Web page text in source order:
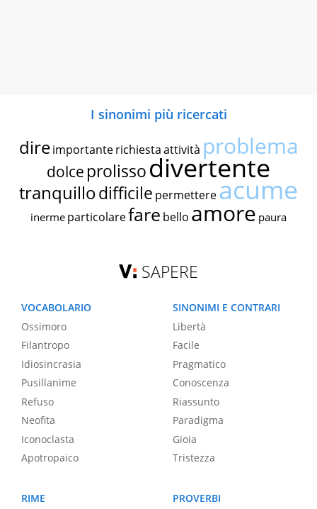
I sinonimi più ricercati
dire importante richiestaattività problema
dolce prolissodivertente
tranquillodifficile permettereacume
inerme particolarefare bello amore paura
SAPERE
VOCABOLARIO
Ossimoro
Filantropo
Idiosincrasia
Pusillanime
Refuso
Neofita
Iconoclasta
Apotropaico
SINONIMI E CONTRARI
Libertà
Facile
Pragmatico
Conoscenza
Riassunto
Paradigma
Gioia
Tristezza
RIME
PROVERBI